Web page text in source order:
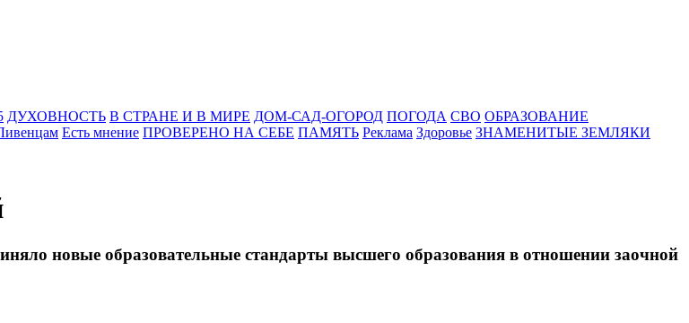
ДУХОВНОСТЬ В СТРАНЕ И В МИРЕ ДОМ-САД-ОГОРОД ПОГОДА СВО ОБРАЗОВАНИЕ
Есть мнение ПРОВЕРЕНО НА СЕБЕ ПАМЯТЬ Реклама Здоровье ЗНАМЕНИТЫЕ ЗЕМЛЯКИ
новые образовательные стандарты высшего образования в отношении заочной